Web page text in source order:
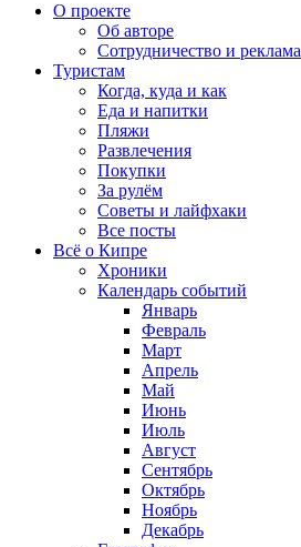
О проекте
Об авторе
Сотрудничество и реклама
Туристам
Когда, куда и как
Еда и напитки
Пляжи
Развлечения
Покупки
За рулём
Советы и лайфхаки
Все посты
Всё о Кипре
Хроники
Календарь событий
Январь
Февраль
Март
Апрель
Май
Июнь
Июль
Август
Сентябрь
Октябрь
Ноябрь
Декабрь